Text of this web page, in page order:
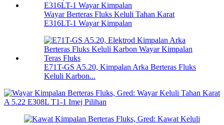
Wayar Berteras Fluks Keluli Tahan Karat
E316LT-1 Wayar Kimpalan
E71T-GS A5.20, Kimpalan Arka Berteras Fluks
Keluli Karbon...